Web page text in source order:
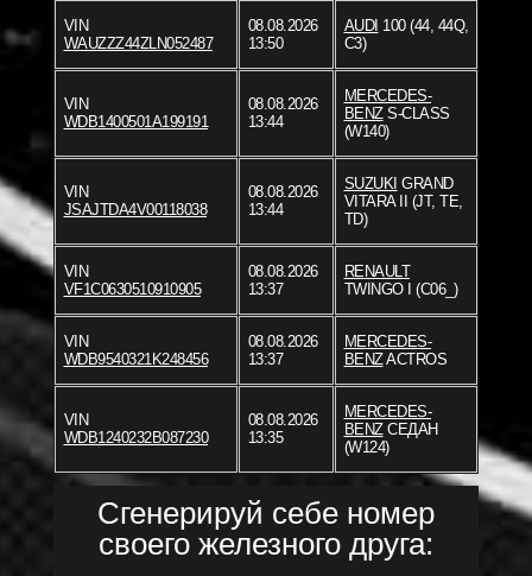
VIN
WAUZZZ44ZLN052487
08.08.2026
13:50
AUDI 100 (44, 44Q,
C3)
VIN
WDB1400501A199191
08.08.2026
13:44
MERCEDES-
BENZS-CLASS
(W140)
VIN
JSAJTDA4V00118038
08.08.2026
13:44
SUZUKI GRAND
VITARA II (JT, TE,
TD)
VIN
VF1C0630510910905
08.08.2026
13:37
RENAULT
TWINGO I (C06_)
VIN
WDB9540321K248456
08.08.2026
13:37
MERCEDES-
BENZACTROS
VIN
WDB1240232B087230
08.08.2026
13:35
MERCEDES-
BENZСЕДАН
(W124)
Сгенерируй себе номер
своего железного друга: